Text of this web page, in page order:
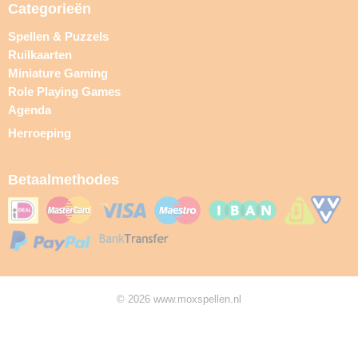
Categorieën
Spellen & Puzzels
Ruilkaarten
Miniature Gaming
Role Playing Games
Agenda
Herroeping
Betaalmethodes
© 2026 www.moxspellen.nl